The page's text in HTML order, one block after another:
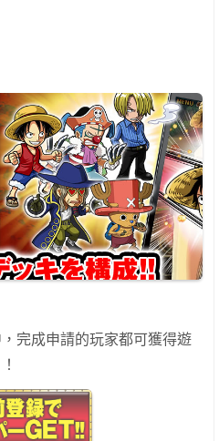
完成申請的玩家都可獲得遊